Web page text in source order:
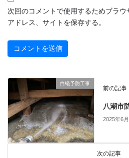
次回のコメントで使用するためブラ
アドレス、サイトを保存する。
白蟻予防工事
前の記事
八潮市
2025年6
次の記事